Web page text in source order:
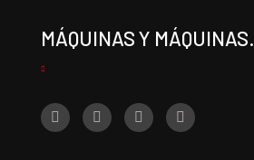
MÁQUINAS Y MÁQUINAS.